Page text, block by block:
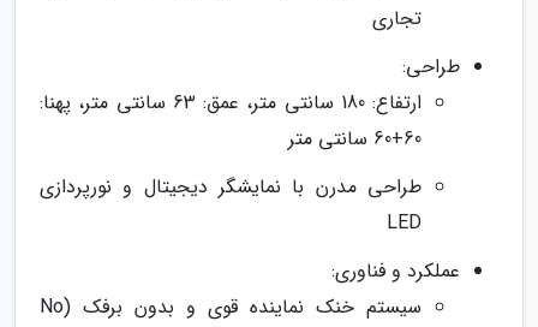
تجاری
طراحی:
ارتفاع: 180 سانتی متر، عمق: 63 سانتی متر، پهنا:
60+60 سانتی متر
طراحی مدرن با نمایشگر دیجیتال و نورپردازی
LED
عملکرد و فناوری:
سیستم خنک نماینده قوی و بدون برفک (No